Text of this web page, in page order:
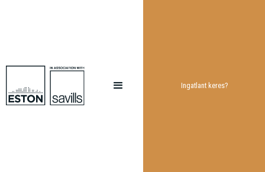
Ingatlant keres?